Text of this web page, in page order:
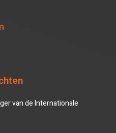
van de Internationale